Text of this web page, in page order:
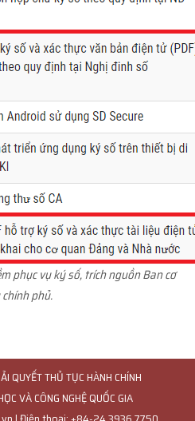
phục vụ ký số, trích nguồn Ban cơ
phủ.
QUYẾT THỦ TỤC HÀNH CHÍNH
VÀ CÔNG NGHỆ QUỐC GIA